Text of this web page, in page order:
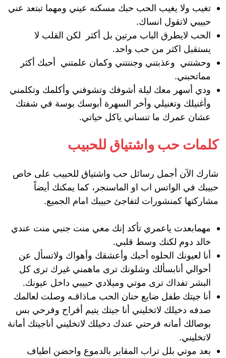
تغيب ولا يغيب الحب حبك مسكنه عيني ومهما تبتعد عني
حبيبي لاتقول انساك.
الحب لايطرق الباب مرتين بل أكثر لكن القلب لا
يستقبل اكثر من حب واحد.
وحشتني وعذبتني وجننتني وكمان علمتني أحبك أكثر
مماتحبني.
ودي أسهر معك ليلة أشوفك وتشوفني وأكلمك وتكلمني
وأغنيلك وتغنيلي وأخر السهرة أبوسك بوسة في شفتك
عشان عمرك ما تنساني ياكل حياتي.
كلمات حب واشتياق للحبيب
شارك الآن أجمل رسائل حب واشتياق للحبيب على خاص
حبيبك في الواتس اب او الماسنجر، كما يمكنك أيضاً
مشاركتها كمنشورات لتفاجئ حبيبك امام الجميع.
مهمابعدت ياعمري تأكد إنك معي منت جنبي منت عندي
خالد دوم لكنك وسط قلبي.
أنا لعيونك الحلوه أحبك وأعشقك وأهواك ولاتسأل عن
أحوالي أنابسألك وشلونك ترى ماهمني غيرك ترى كل
البشر تفداك ترى موتي وميلادي حبيبي داخل عيونك.
أنا جيتك طفل ضايع حنان الحب مـاذاقـه وصلت لعالمك
صدفه دخيلك لاتخليني أنا جيتك يتيم أفراح وفرحي بس
بوصالك أمانه فرحتي عندك دخيلك لاتخليني أناجيتك أمانة
لاتخليني.
بعد موتي بلل تراب المقابر بالدموع واحضن اطياف